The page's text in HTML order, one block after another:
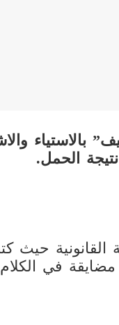
الحمل.
القانونية
في الكلام